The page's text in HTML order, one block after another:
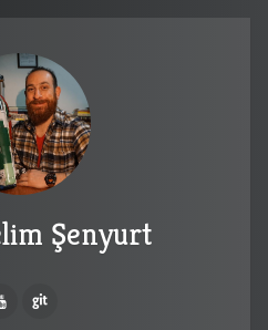
Şenyurt